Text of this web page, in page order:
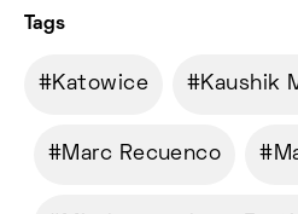
Tags
Katowice Kaushik
Marc Recuenco